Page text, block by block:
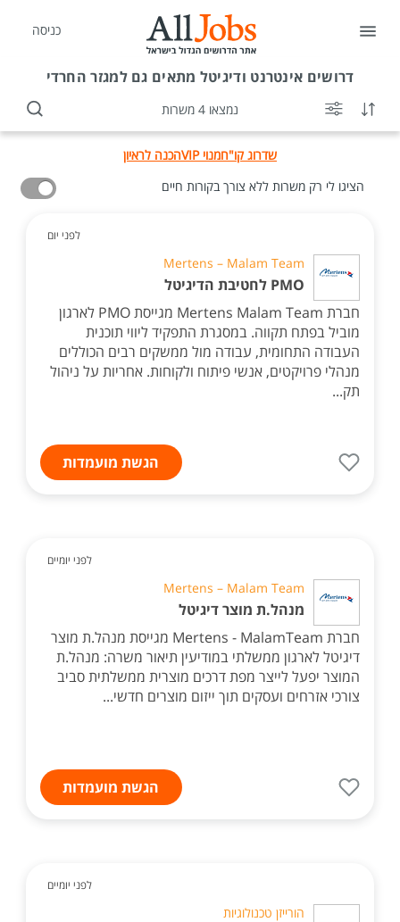
כניסה
דרושים אינטרנט ודיגיטל מתאים גם למגזר החרדי
נמצאו 4 משרות
שדרוג קו"חמנוי VIP
הכנה לראיון
הציגו לי רק משרות ללא צורך בקורות חיים
לפני יום
Mertens – Malam Team
PMO לחטיבת הדיגיטל
חברת Mertens Malam Team מגייסת PMO לארגון
מוביל בפתח תקווה. במסגרת התפקיד ליווי תוכנית
העבודה התחומית, עבודה מול ממשקים רבים הכוללים
מנהלי פרויקטים, אנשי פיתוח ולקוחות. אחריות על ניהול
תק...
הגשת מועמדות
לפני יומיים
Mertens – Malam Team
מנהל.ת מוצר דיגיטל
חברת Mertens - MalamTeam מגייסת מנהל.ת מוצר
דיגיטל לארגון ממשלתי במודיעין תיאור משרה: מנהל.ת
המוצר יפעל לייצר מפת דרכים מוצרית ממשלתית סביב
צורכי אזרחים ועסקים תוך ייזום מוצרים חדשי...
הגשת מועמדות
לפני יומיים
הורייזן טכנולוגיות